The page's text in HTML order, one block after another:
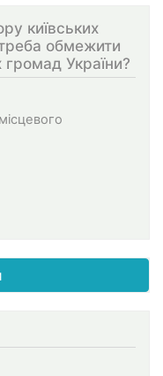
київських
обмежити
громад України?